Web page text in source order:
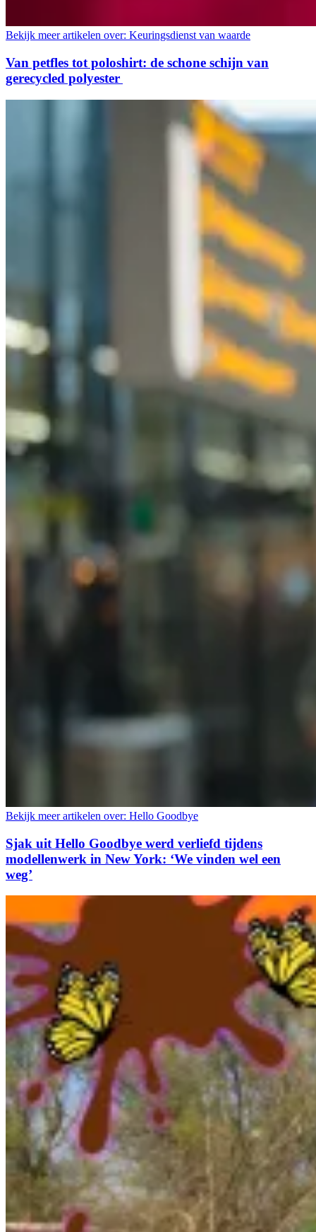
Bekijk meer artikelen over: Keuringsdienst van waarde
Van petfles tot poloshirt: de schone schijn van
gerecycled polyester
Bekijk meer artikelen over: Hello Goodbye
Sjak uit Hello Goodbye werd verliefd tijdens
modellenwerk in New York: ‘We vinden wel een
weg’